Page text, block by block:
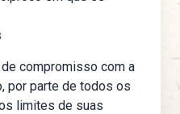
compromisso com a
por parte de todos os
limites de suas